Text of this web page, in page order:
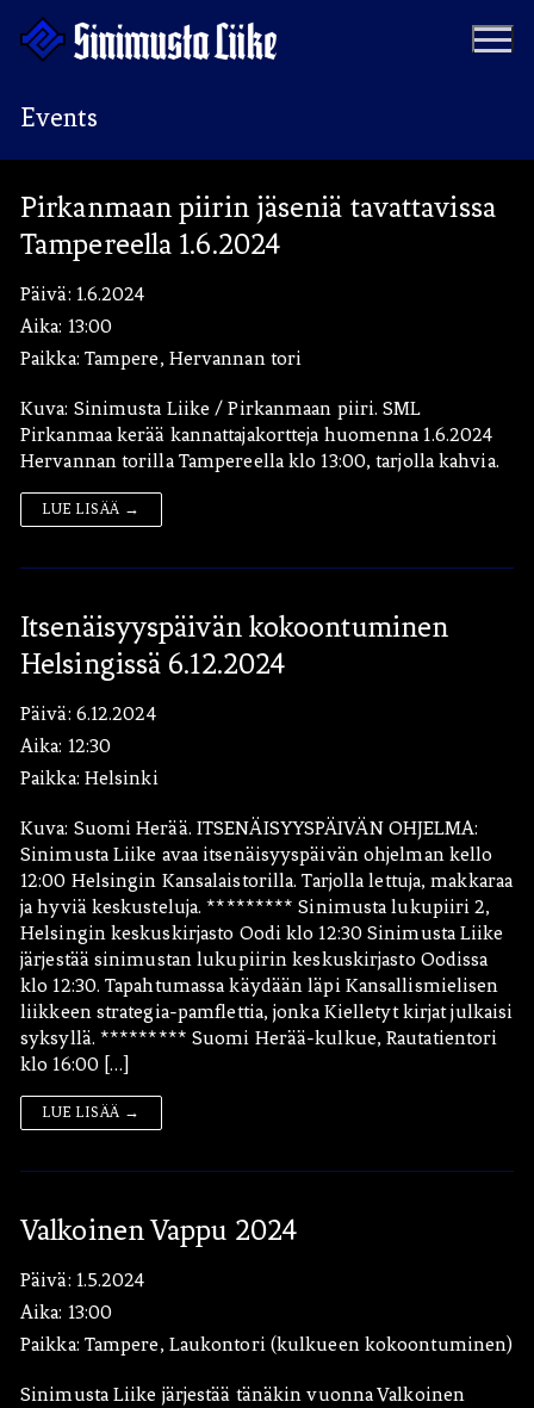
Hyppää
sisältöön
Puolue
Tapahtumat
Materiaalipankki
Yhteystiedot
Vaalit
Ohjelma
Jäseneksi
Artikkelit
Blogit
Kauppa
Hae:
Events
Pirkanmaan piirin jäseniä tavattavissa
Tampereella 1.6.2024
Päivä: 1.6.2024
Aika: 13:00
Paikka: Tampere, Hervannan tori
Kuva: Sinimusta Liike / Pirkanmaan piiri. SML
Pirkanmaa kerää kannattajakortteja huomenna 1.6.2024
Hervannan torilla Tampereella klo 13:00, tarjolla kahvia.
LUE LISÄÄ →
Itsenäisyyspäivän kokoontuminen
Helsingissä 6.12.2024
Päivä: 6.12.2024
Aika: 12:30
Paikka: Helsinki
Kuva: Suomi Herää. ITSENÄISYYSPÄIVÄN OHJELMA:
Sinimusta Liike avaa itsenäisyyspäivän ohjelman kello
12:00 Helsingin Kansalaistorilla. Tarjolla lettuja, makkaraa
ja hyviä keskusteluja. ********* Sinimusta lukupiiri 2,
Helsingin keskuskirjasto Oodi klo 12:30 Sinimusta Liike
järjestää sinimustan lukupiirin keskuskirjasto Oodissa
klo 12:30. Tapahtumassa käydään läpi Kansallismielisen
liikkeen strategia-pamflettia, jonka Kielletyt kirjat julkaisi
syksyllä. ********* Suomi Herää-kulkue, Rautatientori
klo 16:00 […]
LUE LISÄÄ →
Valkoinen Vappu 2024
Päivä: 1.5.2024
Aika: 13:00
Paikka: Tampere, Laukontori (kulkueen kokoontuminen)
Sinimusta Liike järjestää tänäkin vuonna Valkoinen